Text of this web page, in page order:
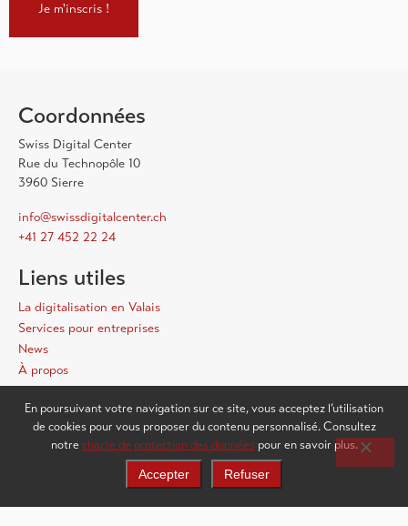
Coordonnées
Swiss Digital Center
Rue du Technopôle 10
3960 Sierre
info@swissdigitalcenter.ch
+41 27 452 22 24
Liens utiles
La digitalisation en Valais
Services pour entreprises
News
À propos
Contact
Newsletter publique
En poursuivant votre navigation sur ce site, vous acceptez l’utilisation
de cookies pour vous proposer du contenu personnalisé. Consultez
notre charte de protection des donnéespour en savoir plus.
Accepter Refuser